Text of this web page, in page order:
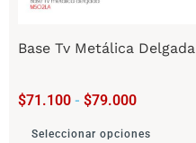
Base Tv Metálica Delgada
$71.100 - $79.000
Seleccionar opciones